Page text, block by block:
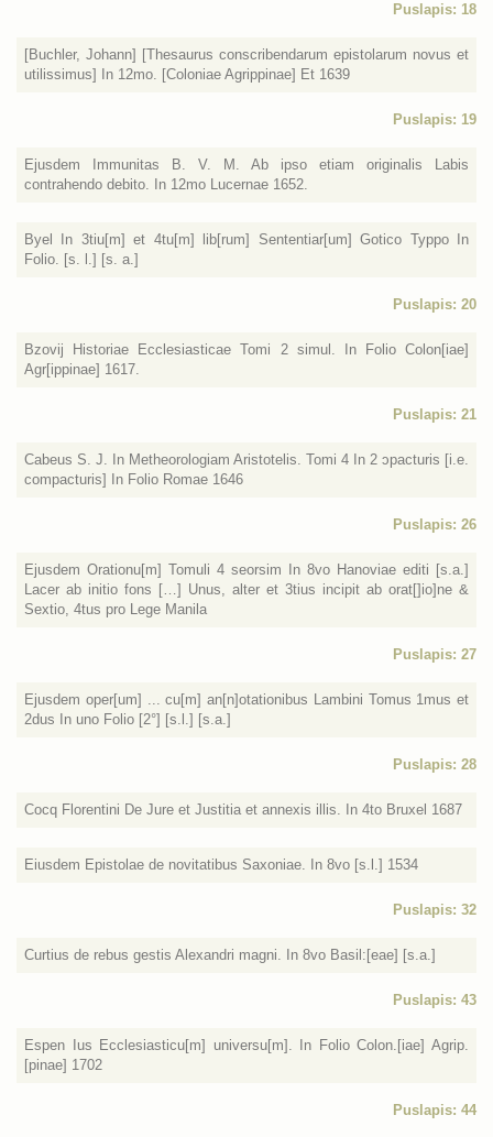
Puslapis: 18
[Buchler, Johann] [Thesaurus conscribendarum epistolarum novus et
utilissimus] In 12mo. [Coloniae Agrippinae] Et 1639
Puslapis: 19
Ejusdem Immunitas B. V. M. Ab ipso etiam originalis Labis
contrahendo debito. In 12mo Lucernae 1652.
Byel In 3tiu[m] et 4tu[m] lib[rum] Sententiar[um] Gotico Typpo In
Folio. [s. l.] [s. a.]
Puslapis: 20
Bzovij Historiae Ecclesiasticae Tomi 2 simul. In Folio Colon[iae]
Agr[ippinae] 1617.
Puslapis: 21
Cabeus S. J. In Metheorologiam Aristotelis. Tomi 4 In 2 ɔpacturis [i.e.
compacturis] In Folio Romae 1646
Puslapis: 26
Ejusdem Orationu[m] Tomuli 4 seorsim In 8vo Hanoviae editi [s.a.]
Lacer ab initio fons […] Unus, alter et 3tius incipit ab orat[]io]ne &
Sextio, 4tus pro Lege Manila
Puslapis: 27
Ejusdem oper[um] ... cu[m] an[n]otationibus Lambini Tomus 1mus et
2dus In uno Folio [2°] [s.l.] [s.a.]
Puslapis: 28
Cocq Florentini De Jure et Justitia et annexis illis. In 4to Bruxel 1687
Eiusdem Epistolae de novitatibus Saxoniae. In 8vo [s.l.] 1534
Puslapis: 32
Curtius de rebus gestis Alexandri magni. In 8vo Basil:[eae] [s.a.]
Puslapis: 43
Espen Ius Ecclesiasticu[m] universu[m]. In Folio Colon.[iae] Agrip.
[pinae] 1702
Puslapis: 44